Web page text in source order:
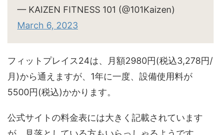
— KAIZEN FITNESS 101 (@101Kaizen)
March 6, 2023
フィットプレイス24は、月額2980円(税込3,278円/
月)から通えますが、1年に一度、設備使用料が
5500円(税込)かかります。
公式サイトの料金表には大きく記載されています